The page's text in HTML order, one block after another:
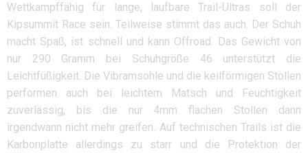
Wettkampffähig für lange, laufbare Trail-Ultras soll der
Kipsummit Race sein. Teilweise stimmt das auch. Der Schuh
macht Spaß, ist schnell und kann Offroad. Das Gewicht von
nur 290 Gramm bei Schuhgröße 46 unterstützt die
Leichtfüßigkeit. Die Vibramsohle und die keilförmigen Stollen
performen auch bei leichtem Matsch und Feuchtigkeit
zuverlässig, bis die nur 4mm flachen Stollen dann
irgendwann nicht mehr greifen. Auf technischen Trails ist die
Karbonplatte allerdings zu starr und die Protektion der